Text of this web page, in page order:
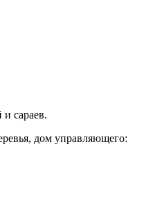
сараев.
дом управляющего: